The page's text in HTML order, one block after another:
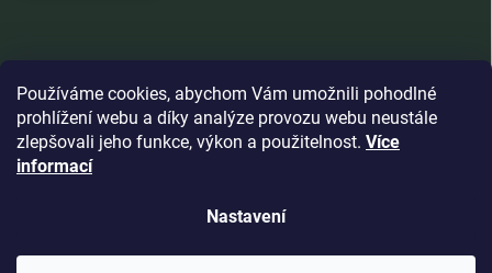
Používáme cookies, abychom Vám umožnili pohodlné
prohlížení webu a díky analýze provozu webu neustále
zlepšovali jeho funkce, výkon a použitelnost. Více
informací
Nastavení